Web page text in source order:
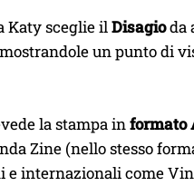
Katy sceglie ilDisagioda
un punto di
la stampa informato
Zine (nello stesso
internazionali come